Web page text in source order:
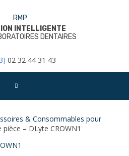
INTELLIGENTE
DENTAIRES
02 32 44 31 43
& Consommables pour
– DLyte CROWN1